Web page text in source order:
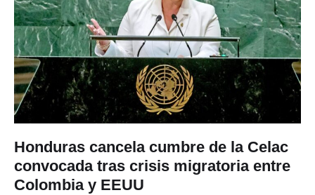
Honduras cancela cumbre de la Celac
convocada tras crisis migratoria entre
Colombia y EEUU